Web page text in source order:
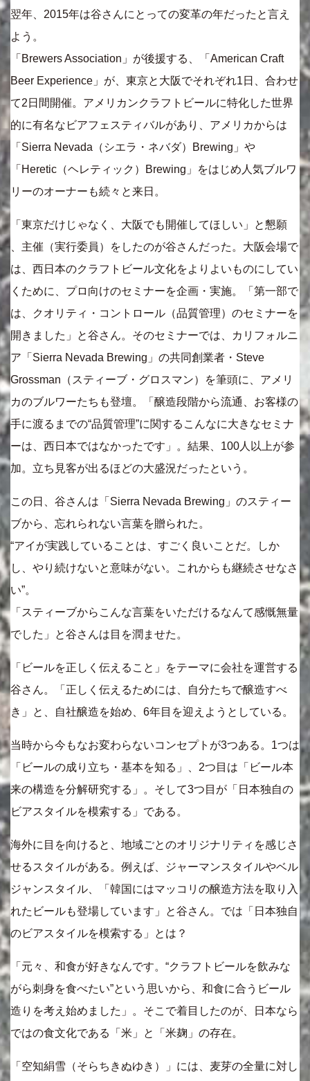
翌年、2015年は谷さんにとっての変革の年だったと言え
よう。
「Brewers Association」が後援する、「American Craft
Beer Experience」が、東京と大阪でそれぞれ1日、合わせ
て2日間開催。アメリカンクラフトビールに特化した世界
的に有名なビアフェスティバルがあり、アメリカからは
「Sierra Nevada（シエラ・ネバダ）Brewing」や
「Heretic（ヘレティック）Brewing」をはじめ人気ブルワ
リーのオーナーも続々と来日。
「東京だけじゃなく、大阪でも開催してほしい」と懇願
、主催（実行委員）をしたのが谷さんだった。大阪会場で
は、西日本のクラフトビール文化をよりよいものにしてい
くために、プロ向けのセミナーを企画・実施。「第一部で
は、クオリティ・コントロール（品質管理）のセミナーを
開きました」と谷さん。そのセミナーでは、カリフォルニ
ア「Sierra Nevada Brewing」の共同創業者・Steve
Grossman（スティーブ・グロスマン）を筆頭に、アメリ
カのブルワーたちも登壇。「醸造段階から流通、お客様の
手に渡るまでの“品質管理”に関するこんなに大きなセミナ
ーは、西日本ではなかったです」。結果、100人以上が参
加。立ち見客が出るほどの大盛況だったという。
この日、谷さんは「Sierra Nevada Brewing」のスティー
ブから、忘れられない言葉を贈られた。
“アイが実践していることは、すごく良いことだ。しか
し、やり続けないと意味がない。これからも継続させなさ
い”。
「スティーブからこんな言葉をいただけるなんて感慨無量
でした」と谷さんは目を潤ませた。
「ビールを正しく伝えること」をテーマに会社を運営する
谷さん。「正しく伝えるためには、自分たちで醸造すべ
き」と、自社醸造を始め、6年目を迎えようとしている。
当時から今もなお変わらないコンセプトが3つある。1つは
「ビールの成り立ち・基本を知る」、2つ目は「ビール本
来の構造を分解研究する」。そして3つ目が「日本独自の
ビアスタイルを模索する」である。
海外に目を向けると、地域ごとのオリジナリティを感じさ
せるスタイルがある。例えば、ジャーマンスタイルやベル
ジャンスタイル、「韓国にはマッコリの醸造方法を取り入
れたビールも登場しています」と谷さん。では「日本独自
のビアスタイルを模索する」とは？
「元々、和食が好きなんです。“クラフトビールを飲みな
がら刺身を食べたい”という思いから、和食に合うビール
造りを考え始めました」。そこで着目したのが、日本なら
ではの食文化である「米」と「米麹」の存在。
「空知絹雪（そらちきぬゆき）」には、麦芽の全量に対し